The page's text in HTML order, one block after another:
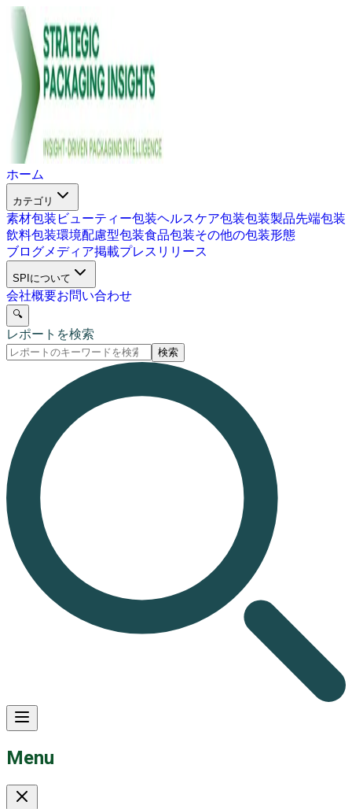
ホーム
カテゴリ
素材包装 ビューティー包装ヘルスケア包装包装製品先端包装
飲料包装環境配慮型包装食品包装その他の包装形態
ブログメディア掲載プレスリリース
SPIについて
会社概要お問い合わせ
🔍
レポートを検索
検索
Menu